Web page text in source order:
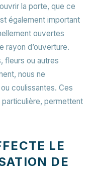
la porte, que ce
également important
ouvertes
rayon d’ouverture.
fleurs ou autres
nous ne
coulissantes. Ces
permettent
LE
DE